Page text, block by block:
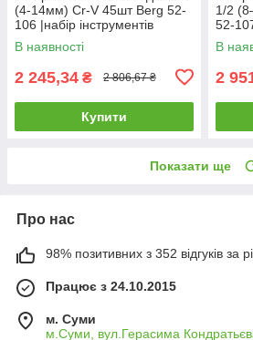
(4-14мм) Cr-V 45шт Berg 52-
106 |набір інструментів
Набор головок и насадок 1/4
(4-14мм) 45шт Berg
В наявності
2 245,34 ₴ 2 806,67 ₴
Купити
1/2
52-
Набор
1/2
В
2
Показати ще
Про нас
98% позитивних з 352 відгуків за
Працює з 24.10.2015
м. Суми
м.Суми, вул.Герасима